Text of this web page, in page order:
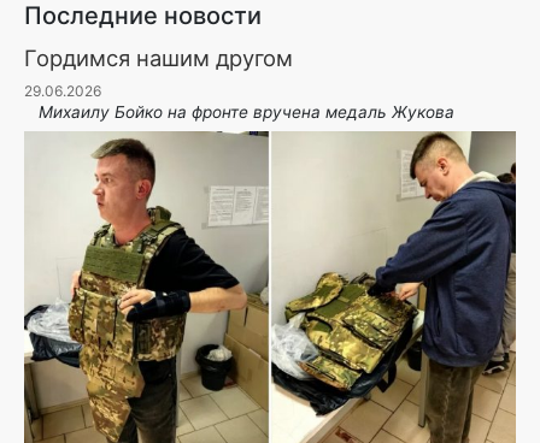
Последние новости
Гордимся нашим другом
29.06.2026
Михаилу Бойко на фронте вручена медаль Жукова